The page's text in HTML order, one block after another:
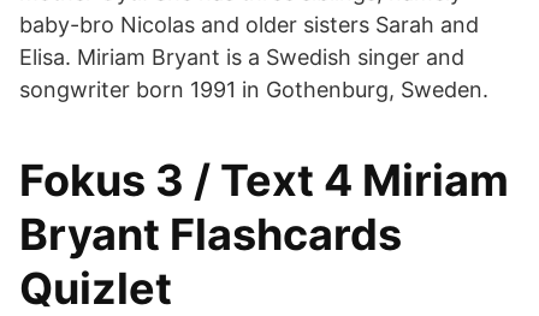
baby-bro Nicolas and older sisters Sarah and
Elisa. Miriam Bryant is a Swedish singer and
songwriter born 1991 in Gothenburg, Sweden.
Fokus 3 / Text 4 Miriam
Bryant Flashcards
Quizlet